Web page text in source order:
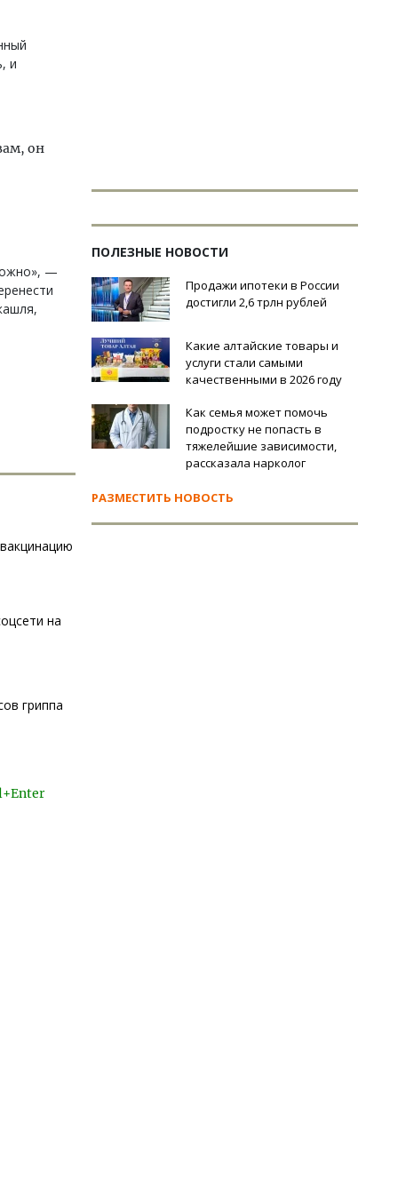
и
он
—
на
гриппа
ПОЛЕЗНЫЕ НОВОСТИ
Продажи ипотеки в России
достигли 2,6 трлн рублей
Какие алтайские товары и
услуги стали самыми
качественными в 2026 году
Как семья может помочь
подростку не попасть в
тяжелейшие зависимости,
рассказала нарколог
РАЗМЕСТИТЬ НОВОСТЬ